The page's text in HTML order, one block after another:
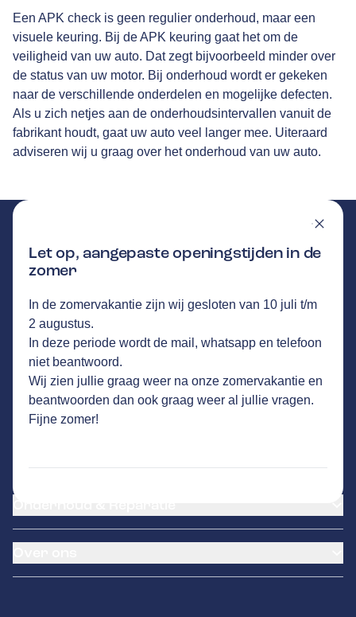
Een APK check is geen regulier onderhoud, maar een
visuele keuring. Bij de APK keuring gaat het om de
veiligheid van uw auto. Dat zegt bijvoorbeeld minder over
de status van uw motor. Bij onderhoud wordt er gekeken
naar de verschillende onderdelen en mogelijke defecten.
Als u zich netjes aan de onderhoudsintervallen vanuit de
fabrikant houdt, gaat uw auto veel langer mee. Uiteraard
adviseren wij u graag over het onderhoud van uw auto.
Let op, aangepaste openingstijden in de
zomer
In de zomervakantie zijn wij gesloten van 10 juli t/m
2 augustus.
In deze periode wordt de mail, whatsapp en telefoon
niet beantwoord.
Wij zien jullie graag weer na onze zomervakantie en
beantwoorden dan ook graag weer al jullie vragen.
Fijne zomer!
GA NAAR DE HOMEPAGINA
Route
Hogeweg 23,5411 LPZeeland
Vandaag open tot 18:00 uur
26klanten waarderen Autovakmeester
Autobedrijf Hontec gemiddeld met een 9.1
Airco service
Banden service
Klantenkaart
Schade en reparatie